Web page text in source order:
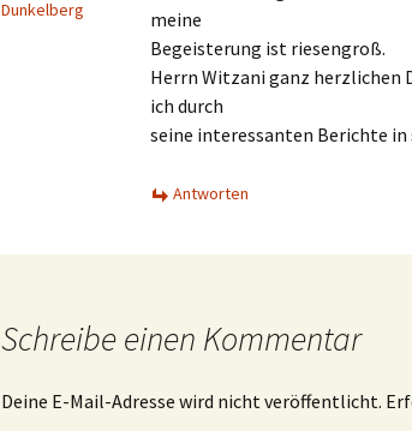
Dunkelberg
meine
Begeisterung ist riesengroß.
Herrn Witzani ganz herzlichen
ich durch
seine interessanten Berichte in
Antworten
Schreibe einen Kommentar
Deine E-Mail-Adresse wird nicht veröffentlicht.